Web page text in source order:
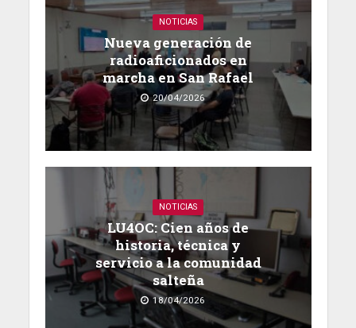
NOTICIAS
Nueva generación de
radioaficionados en
marcha en San Rafael
20/04/2026
NOTICIAS
LU4OC: Cien años de
historia, técnica y
servicio a la comunidad
salteña
18/04/2026